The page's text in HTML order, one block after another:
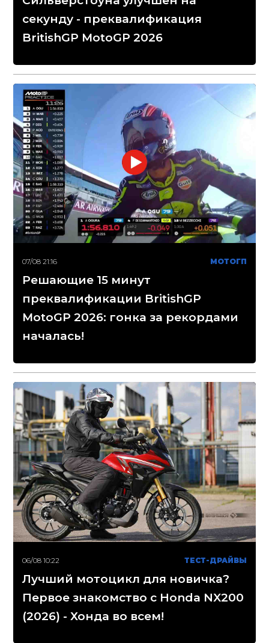
секунду - преквалификация
BritishGP MotoGP 2026
07/08 21:16 МОТОГП
Решающие 15 минут
преквалификации BritishGP
MotoGP 2026: гонка за рекордами
началась!
06/08 10:22 ТЕСТ-ДРАЙВЫ
Лучший мотоцикл для новичка?
Первое знакомство с Honda NX200
(2026) - Хонда во всем!